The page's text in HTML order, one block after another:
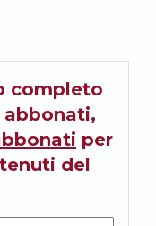
completo
per
del